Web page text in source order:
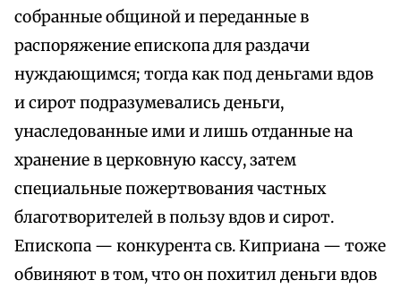
собранные общиной и переданные в
распоряжение епископа для раздачи
нуждающимся; тогда как под деньгами вдов
и сирот подразумевались деньги,
унаследованные ими и лишь отданные на
хранение в церковную кассу, затем
специальные пожертвования частных
благотворителей в пользу вдов и сирот.
Епископа — конкурента св. Киприана — тоже
обвиняют в том, что он похитил деньги вдов